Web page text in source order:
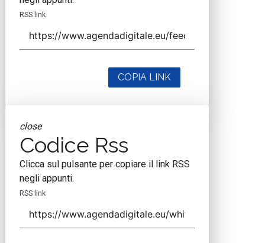
RSS link
COPIA LINK
close
Codice Rss
Clicca sul pulsante per copiare il link RSS
negli appunti.
RSS link